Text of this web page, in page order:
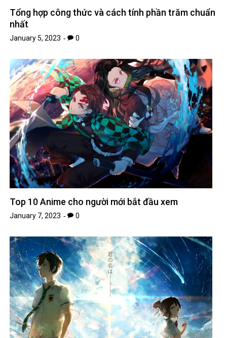
Tổng hợp công thức và cách tính phần trăm chuẩn
nhất
January 5, 2023 0
Top 10 Anime cho người mới bắt đầu xem
January 7, 2023 0